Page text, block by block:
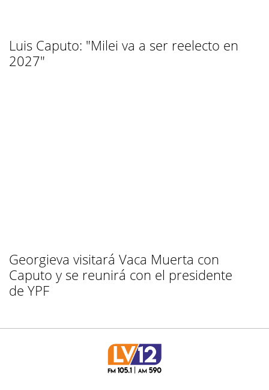
Luis Caputo: "Milei va a ser reelecto en
2027"
Georgieva visitará Vaca Muerta con
Caputo y se reunirá con el presidente
de YPF